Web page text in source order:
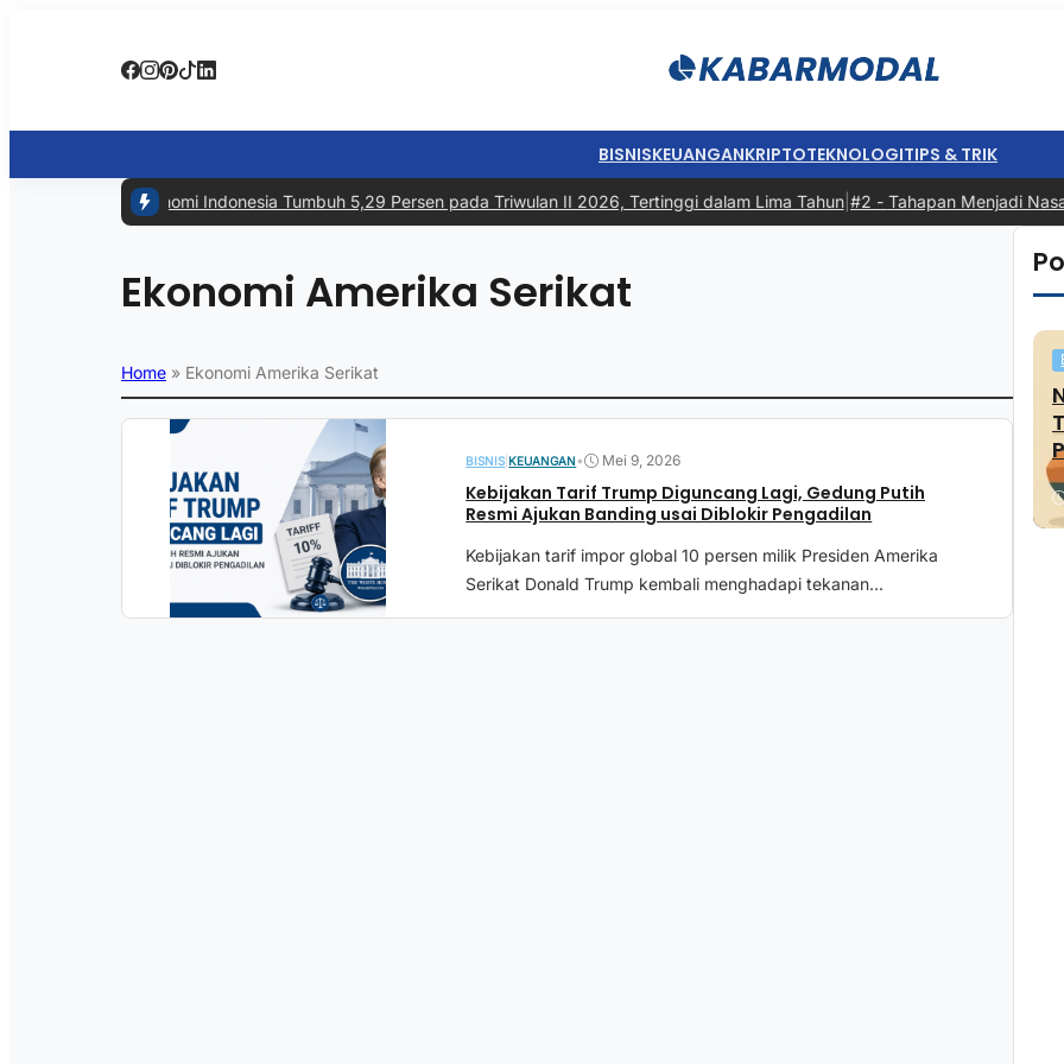
BISNISKEUANGANKRIPTOTEKNOLOGITIPS & TRIK
Ekonomi Indonesia Tumbuh 5,29 Persen pada Triwulan II 2026, Tertinggi dalam Lima Tahun|#2 - Tahapan Menjadi
Ekonomi Amerika Serikat
Home » Ekonomi Amerika Serikat
BISNIS |KEUANGAN• Mei 9, 2026
Kebijakan Tarif Trump Diguncang Lagi, Gedung Putih
Resmi Ajukan Banding usai Diblokir Pengadilan
Kebijakan tarif impor global 10 persen milik Presiden Amerika
Serikat Donald Trump kembali menghadapi tekanan...